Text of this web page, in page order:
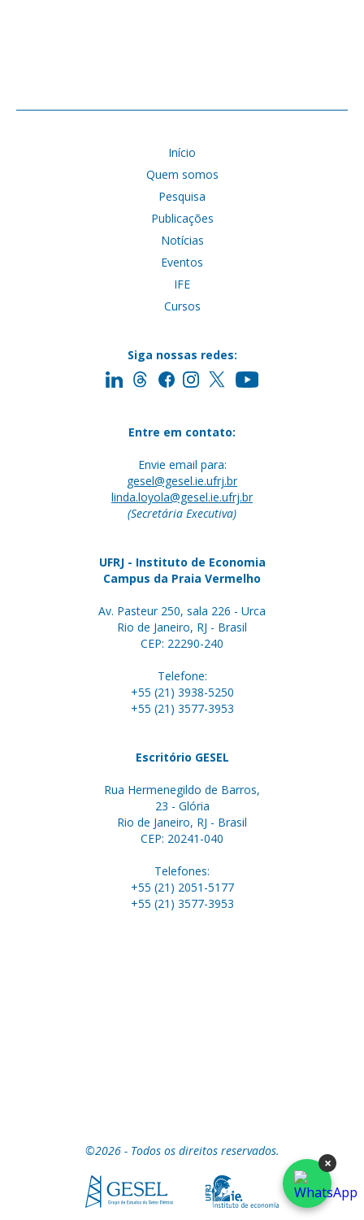
Início
Quem somos
Pesquisa
Publicações
Notícias
Eventos
IFE
Cursos
Siga nossas redes:
Entre em contato:
Envie email para:
gesel@gesel.ie.ufrj.br
linda.loyola@gesel.ie.ufrj.br
(Secretária Executiva)
UFRJ - Instituto de Economia
Campus da Praia Vermelho
Av. Pasteur 250, sala 226 - Urca
Rio de Janeiro, RJ - Brasil
CEP: 22290-240
Telefone:
+55 (21) 3938-5250
+55 (21) 3577-3953
Escritório GESEL
Rua Hermenegildo de Barros,
23 - Glória
Rio de Janeiro, RJ - Brasil
CEP: 20241-040
Telefones:
+55 (21) 2051-5177
+55 (21) 3577-3953
©2026 - Todos os direitos reservados.
×